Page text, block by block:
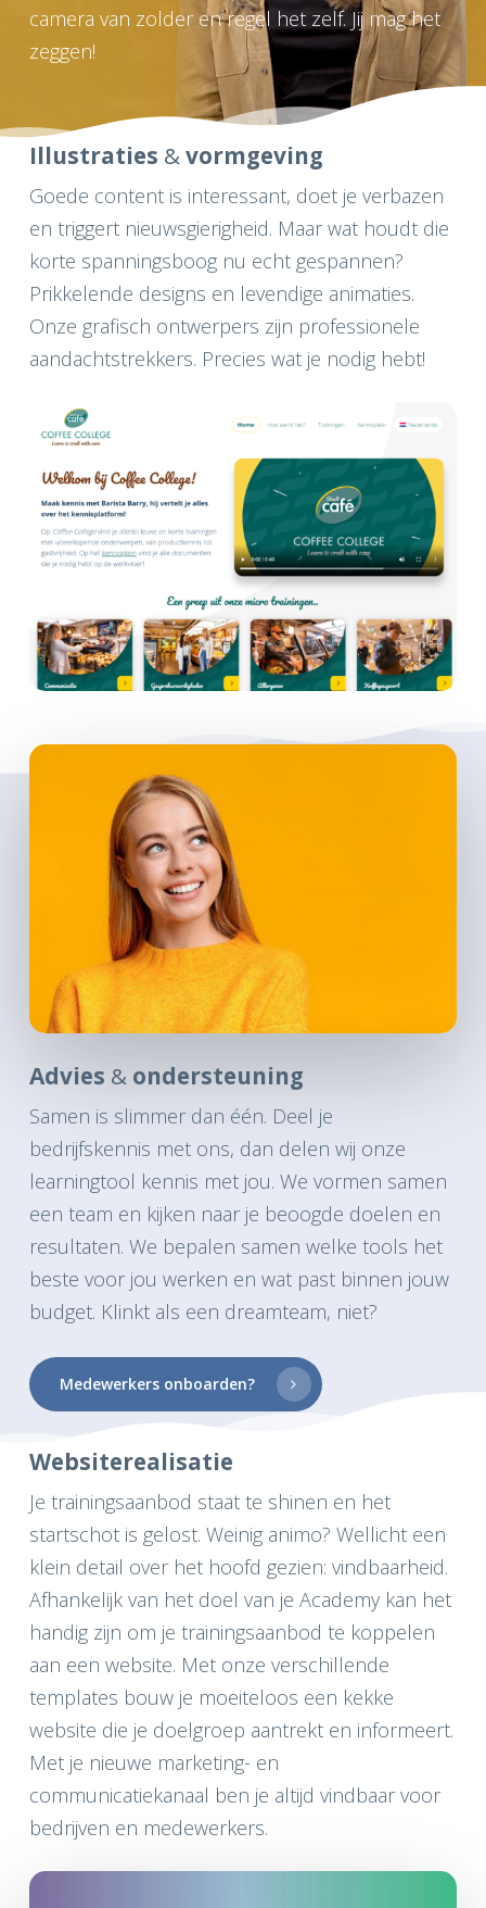
camera van zolder en regel het zelf. Jij mag het
zeggen!
Illustraties &vormgeving
Goede content is interessant, doet je verbazen
en triggert nieuwsgierigheid. Maar wat houdt die
korte spanningsboog nu echt gespannen?
Prikkelende designs en levendige animaties.
Onze grafisch ontwerpers zijn professionele
aandachtstrekkers. Precies wat je nodig hebt!
Advies &ondersteuning
Samen is slimmer dan één. Deel je
bedrijfskennis met ons, dan delen wij onze
learningtool kennis met jou. We vormen samen
een team en kijken naar je beoogde doelen en
resultaten. We bepalen samen welke tools het
beste voor jou werken en wat past binnen jouw
budget. Klinkt als een dreamteam, niet?
Medewerkers onboarden?
Websiterealisatie
Je trainingsaanbod staat te shinen en het
startschot is gelost. Weinig animo? Wellicht een
klein detail over het hoofd gezien: vindbaarheid.
Afhankelijk van het doel van je Academy kan het
handig zijn om je trainingsaanbod te koppelen
aan een website. Met onze verschillende
templates bouw je moeiteloos een kekke
website die je doelgroep aantrekt en informeert.
Met je nieuwe marketing- en
communicatiekanaal ben je altijd vindbaar voor
bedrijven en medewerkers.